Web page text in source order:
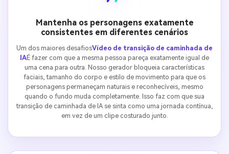
Mantenha os personagens exatamente
consistentes em diferentes cenários
Um dos maiores desafiosVídeo de transição de caminhada de
IAÉ fazer com que a mesma pessoa pareça exatamente igual de
uma cena para outra. Nosso gerador bloqueia características
faciais, tamanho do corpo e estilo de movimento para que os
personagens permaneçam naturais e reconhecíveis, mesmo
quando o fundo muda completamente. Isso faz com que sua
transição de caminhada de IA se sinta como uma jornada contínua,
em vez de um clipe costurado junto.